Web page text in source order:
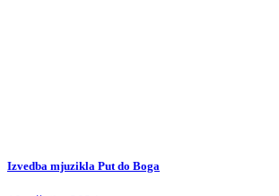
Izvedba mjuzikla Put do Boga